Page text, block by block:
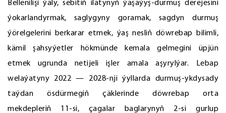
Bellenilişi ýaly, sebitiň ilatynyň ýaşaýyş-durmuş derejesini
ýokarlandyrmak, saglygyny goramak, sagdyn durmuş
ýörelgelerini berkarar etmek, ýaş nesliň döwrebap bilimli,
kämil şahsyýetler hökmünde kemala gelmegini üpjün
etmek ugrunda netijeli işler amala aşyrylýar. Lebap
welaýatyny 2022 — 2028-nji ýyllarda durmuş-ykdysady
taýdan ösdürmegiň çäklerinde döwrebap orta
mekdepleriň 11-si, çagalar baglarynyň 2-si gurlup